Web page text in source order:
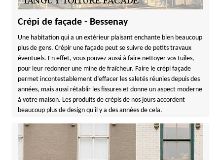
Crépi de façade - Bessenay
Une habitation qui a un extérieur plaisant enchante bien beaucoup
plus de gens. Crépir une façade peut se suivre de petits travaux
éventuels. En effet, vous pouvez aussi à faire nettoyer vos tuiles,
pour leur redonner une mine de fraîcheur. Faire le crépi façade
permet incontestablement d’effacer les saletés réunies depuis des
années, mais aussi rétablir les fissures et donne un aspect moderne
à votre maison. Les produits de crépis de nos jours accordent
beaucoup plus de design qu'il y a des années de cela.